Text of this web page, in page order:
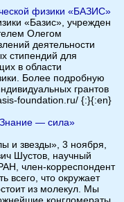
физики «БАЗИС»
«Базис», учрежден
Олегом
деятельности
стипендий для
в области
Более подробную
грантов
foundation.ru/ {:}{:en}
— сила»
и звезды», 3 ноября,
Шустов, научный
член-корреспондент
всего, что окружает
из молекул. Мы